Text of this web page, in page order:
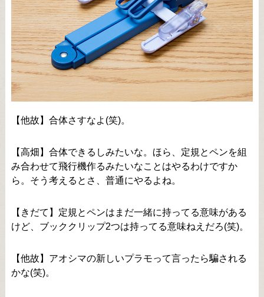
【他故】合体さすなよ(笑)。
【高畑】合体できるしみたいな。ほら、定規とペンを組
み合わせて飛行機作るみたいなことはやるわけですか
ら。そう考えるとさ、普通にやるよね。
【きだて】定規とペンはまだ一緒に持ってる意味がある
けど、ブッククリップ2つは持ってる意味ねえだろ(笑)。
【他故】アオシマの新しいプラモって言ったら騙される
かな(笑)。